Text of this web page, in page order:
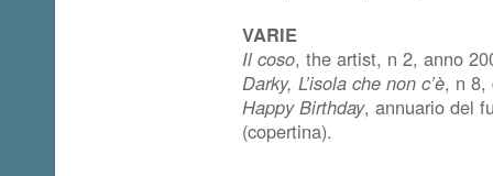
VARIE
Il coso, the artist, n 2, anno
Darky, L’isola che non c’è, n 8,
Happy Birthday, annuario del
(copertina).